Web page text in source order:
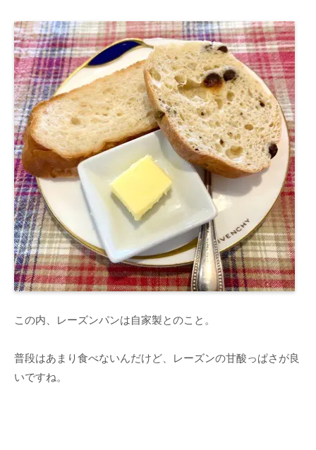
この内、レーズンパンは自家製とのこと。
普段はあまり食べないんだけど、レーズンの甘酸っぱさが良
いですね。